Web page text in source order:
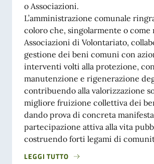
o Associazioni.
L’amministrazione comunale
coloro che, singolarmente o come
Associazioni di Volontariato,
gestione dei beni comuni con
interventi volti alla protezione,
manutenzione e rigenerazione
contribuendo alla valorizzazione
migliore fruizione collettiva dei
dando prova di concreta
partecipazione attiva alla vita
costruendo forti legami di
LEGGI TUTTO